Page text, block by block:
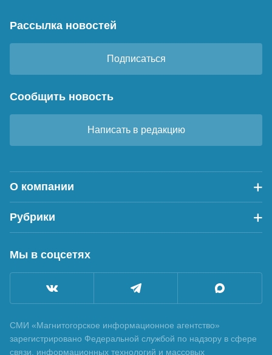
Рассылка новостей
Подписаться
Сообщить новость
Написать в редакцию
О компании
Рубрики
Мы в соцсетях
СМИ «Магнитогорское информационное агентство»
зарегистрировано Федеральной службой по надзору в сфере
связи, информационных технологий и массовых